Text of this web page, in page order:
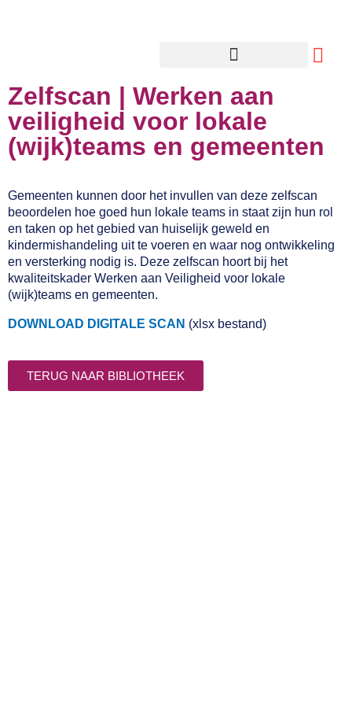
Zelfscan | Werken aan
veiligheid voor lokale
(wijk)teams en gemeenten
Gemeenten kunnen door het invullen van deze zelfscan
beoordelen hoe goed hun lokale teams in staat zijn hun rol
en taken op het gebied van huiselijk geweld en
kindermishandeling uit te voeren en waar nog ontwikkeling
en versterking nodig is. Deze zelfscan hoort bij het
kwaliteitskader Werken aan Veiligheid voor lokale
(wijk)teams en gemeenten.
DOWNLOAD DIGITALE SCAN (xlsx bestand)
TERUG NAAR BIBLIOTHEEK